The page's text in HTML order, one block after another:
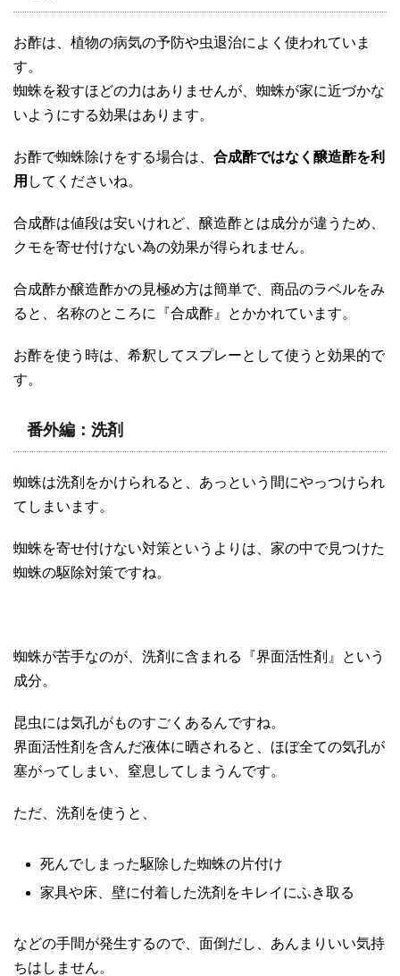
お酢は、植物の病気の予防や虫退治によく使われていま
す。
蜘蛛を殺すほどの力はありませんが、蜘蛛が家に近づかな
いようにする効果はあります。
お酢で蜘蛛除けをする場合は、 合成酢ではなく醸造酢を利
用 してくださいね。
合成酢は値段は安いけれど、醸造酢とは成分が違うため、
クモを寄せ付けない為の効果が得られません。
合成酢か醸造酢かの見極め方は簡単で、商品のラベルをみ
ると、名称のところに『合成酢』とかかれています。
お酢を使う時は、希釈してスプレーとして使うと効果的で
す。
番外編：洗剤
蜘蛛は洗剤をかけられると、あっという間にやっつけられ
てしまいます。
蜘蛛を寄せ付けない対策というよりは、家の中で見つけた
蜘蛛の駆除対策ですね。
蜘蛛が苦手なのが、洗剤に含まれる『界面活性剤』という
成分。
昆虫には気孔がものすごくあるんですね。
界面活性剤を含んだ液体に晒されると、ほぼ全ての気孔が
塞がってしまい、窒息してしまうんです。
ただ、洗剤を使うと、
死んでしまった駆除した蜘蛛の片付け
家具や床、壁に付着した洗剤をキレイにふき取る
などの手間が発生するので、面倒だし、あんまりいい気持
ちはしません。